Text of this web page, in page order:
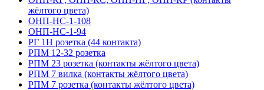
жёлтого цвета)
ОНП-НС-1-108
ОНП-НС-1-94
РГ 1Н розетка (44 контакта)
РПМ 12-32 розетка
РПМ 23 розетка (контакты жёлтого цвета)
РПМ 7 вилка (контакты жёлтого цвета)
РПМ 7 розетка (контакты жёлтого цвета)